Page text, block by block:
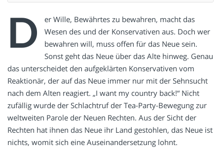
D
er Wille, Bewährtes zu bewahren, macht das
Wesen des und der Konservativen aus. Doch wer
bewahren will, muss offen für das Neue sein.
Sonst geht das Neue über das Alte hinweg. Genau
das unterscheidet den aufgeklärten Konservativen vom
Reaktionär, der auf das Neue immer nur mit der Sehnsucht
nach dem Alten reagiert. „I want my country back!“ Nicht
zufällig wurde der Schlachtruf der Tea-Party-Bewegung zur
weltweiten Parole der Neuen Rechten. Aus der Sicht der
Rechten hat ihnen das Neue ihr Land gestohlen, das Neue ist
nichts, womit sich eine Auseinandersetzung lohnt.